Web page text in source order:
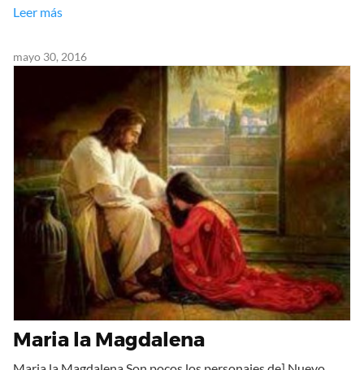
Leer más
mayo 30, 2016
Maria la Magdalena